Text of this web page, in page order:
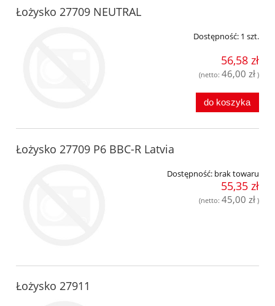
Łożysko 27709 NEUTRAL
Dostępność: 1 szt.
56,58 zł
(netto: 46,00 zł )
do koszyka
Łożysko 27709 P6 BBC-R Latvia
Dostępność: brak towaru
55,35 zł
(netto: 45,00 zł )
Łożysko 27911